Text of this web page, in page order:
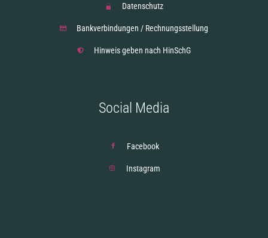
Datenschutz
Bankverbindungen / Rechnungsstellung
Hinweis geben nach HinSchG
Social Media
Facebook
Instagram